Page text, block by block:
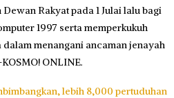
Rakyat pada 1 Julai lalu bagi
1997 serta memperkukuh
menangani ancaman jenayah
ONLINE.
lebih 8,000 pertuduhan